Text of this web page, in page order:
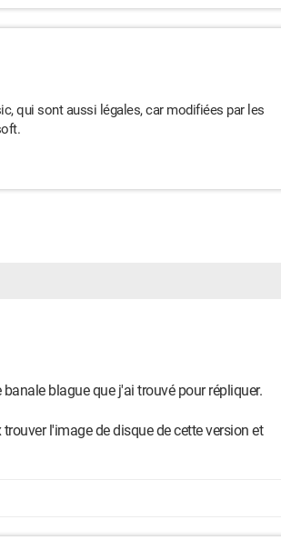
qui sont aussi légales, car modifiées par les
blague que j'ai trouvé pour répliquer.
l'image de disque de cette version et